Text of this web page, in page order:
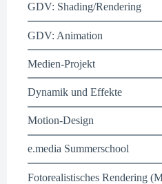
GDV: Shading/Rendering
GDV: Animation
Medien-Projekt
Dynamik und Effekte
Motion-Design
e.media Summerschool
Fotorealistisches Rendering